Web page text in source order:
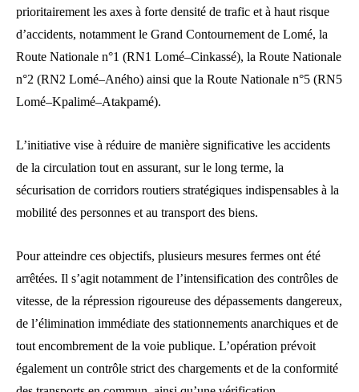
prioritairement les axes à forte densité de trafic et à haut risque
d’accidents, notamment le Grand Contournement de Lomé, la
Route Nationale n°1 (RN1 Lomé–Cinkassé), la Route Nationale
n°2 (RN2 Lomé–Aného) ainsi que la Route Nationale n°5 (RN5
Lomé–Kpalimé–Atakpamé).
L’initiative vise à réduire de manière significative les accidents
de la circulation tout en assurant, sur le long terme, la
sécurisation de corridors routiers stratégiques indispensables à la
mobilité des personnes et au transport des biens.
Pour atteindre ces objectifs, plusieurs mesures fermes ont été
arrêtées. Il s’agit notamment de l’intensification des contrôles de
vitesse, de la répression rigoureuse des dépassements dangereux,
de l’élimination immédiate des stationnements anarchiques et de
tout encombrement de la voie publique. L’opération prévoit
également un contrôle strict des chargements et de la conformité